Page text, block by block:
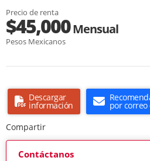
Precio de renta
$45,000Mensual
Pesos Mexicanos
Descargar
información
por
Compartir
Contáctanos